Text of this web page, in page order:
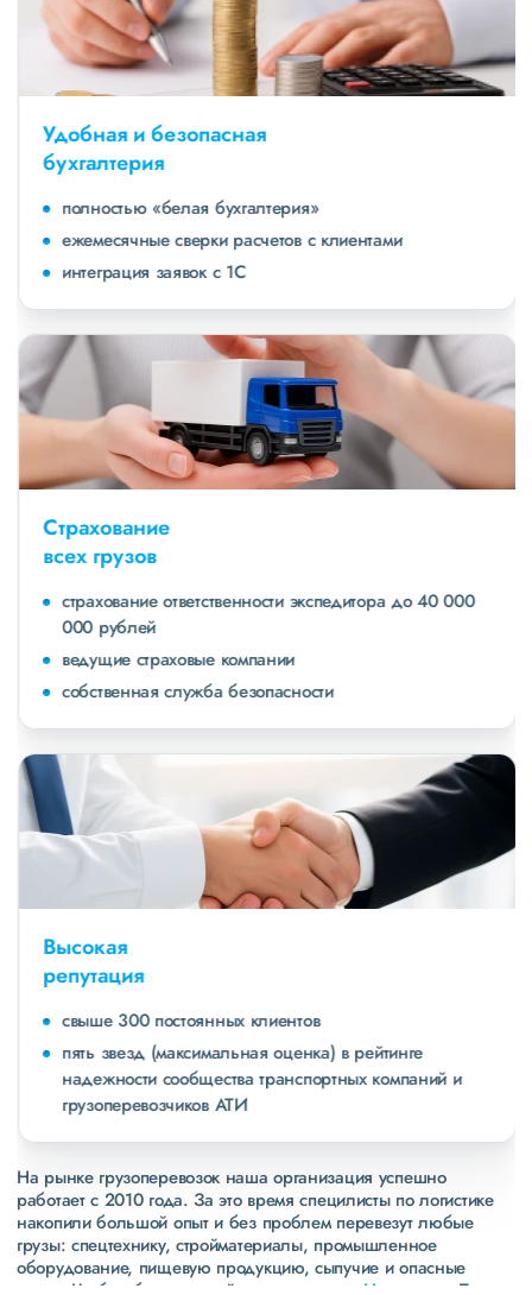
Удобная и безопасная
бухгалтерия
полностью «белая бухгалтерия»
ежемесячные сверки расчетов с клиентами
интеграция заявок с 1С
Страхование
всех грузов
страхование ответственности экспедитора до 40 000
000 рублей
ведущие страховые компании
собственная служба безопасности
Высокая
репутация
свыше 300 постоянных клиентов
пять звезд (максимальная оценка) в рейтинге
надежности сообщества транспортных компаний и
грузоперевозчиков АТИ
На рынке грузоперевозок наша организация успешно
работает с 2010 года. За это время специлисты по логистике
накопили большой опыт и без проблем перевезут любые
грузы: спецтехнику, стройматериалы, промышленное
оборудование, пищевую продукцию, сыпучие и опасные